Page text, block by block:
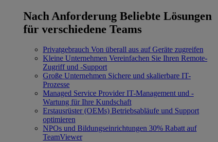
Nach Anforderung Beliebte Lösungen
für verschiedene Teams
Privatgebrauch Von überall aus auf Geräte zugreifen
Kleine Unternehmen Vereinfachen Sie Ihren Remote-
Zugriff und -Support
Große Unternehmen Sichere und skalierbare IT-
Prozesse
Managed Service Provider IT-Management und -
Wartung für Ihre Kundschaft
Erstausrüster (OEMs) Betriebsabläufe und Support
optimieren
NPOs und Bildungseinrichtungen 30% Rabatt auf
TeamViewer